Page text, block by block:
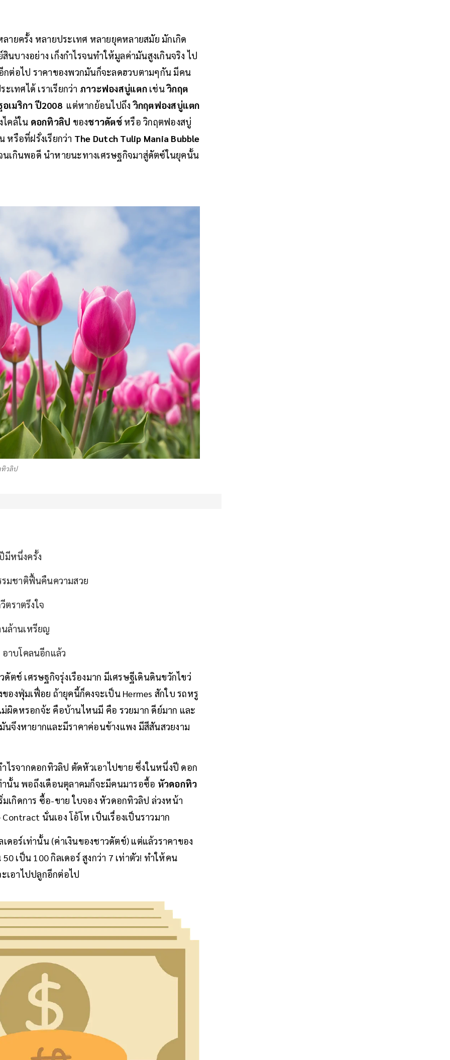
ายครั้ง หลายประเทศ หลายยุคหลายสมัย มักเกิด
างอย่าง เก็งกำไรจนทำให้มูลค่ามันสูงเกินจริง ไป
กต่อไป ราคาของพวกมันก็จะลดฮวบตามๆกัน มีคน
ทศได้ เราเรียกว่า ภาวะฟองสบู่แตก เช่นวิกฤต
เมริกา ปี2008แต่หากย้อนไปถึงวิกฤตฟองสบู่แตก
คล้ใน ดอกทิวลิป ของชาวดัตช์ หรือ วิกฤตฟองสบู่
หรือที่ฝรั่งเรียกว่า The Dutch Tulip Mania Bubble
นเกินพอดี นำหายนะทางเศรษฐกิจมาสู่ดัตซ์ในยุคนั้น
วลิป
มีหนึ่งครั้ง
รมชาติฟื้นคืนความสวย
ราตรึงใจ
ล้านเหรียญ
าบโคลนอีกแล้ว
เศรษฐกิจรุ่งเรืองมาก มีเศรษฐีเดินดินขวักไขว่
องฟุ่มเฟื่อย ถ้ายุคนี้ก็คงจะเป็น Hermes สักใบ รถหรู
ม่ผิดหรอกจ้ะ คือบ้านไหนมี คือ รวยมาก ดีย์มาก และ
จึงหายากและมีราคาค่อนข้างแพง มีสีสันสวยงาม
จากดอกทิวลิป ตัดหัวเอาไปขาย ซึ่งในหนึ่งปี ดอก
นั้น พอถึงเดือนตุลาคมก็จะมีคนมารอซื้อ หัวดอกทิว
เกิดการ ซื้อ-ขาย ใบจอง หัวดอกทิวลิป ล่วงหน้า
นั่นเอง โอ้โห เป็นเรื่องเป็นราวมาก
อร์เท่านั้น (ค่าเงินของชาวดัตช์) แต่แล้วราคาของ
เป็น 100 กิลเดอร์ สูงกว่า 7 เท่าตัว! ทำให้คน
เอาไปปลูกอีกต่อไป